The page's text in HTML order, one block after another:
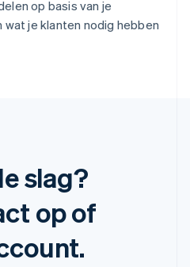
op basis van je
je klanten nodig hebben
slag?
op of